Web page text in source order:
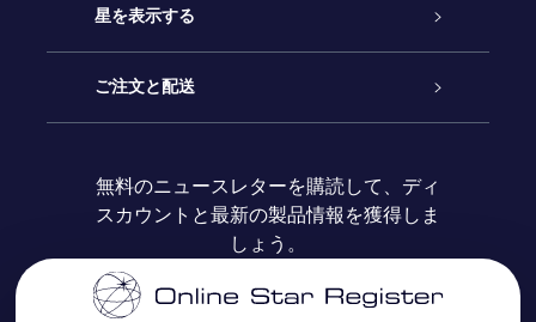
お問い合わせ
ブログ
レビュー
Online Starギフト
OSRギフトパック
OSR ギフトカード
法人ギフト
星を表示する
星の登録
カスタマイズされたStar Page
One Million Stars
ご注文と配送
お支払いに関する情報
配送に関する情報
無料のニュースレターを購読して、ディ
スカウントと最新の製品情報を獲得しま
しょう。